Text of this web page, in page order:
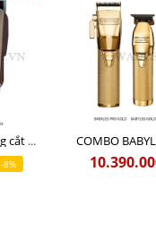
COMBO 2S USA l Tông cắt LEGEND USA CÓ DÂY 220V + Tông pin MAGIC CLIP
-8%